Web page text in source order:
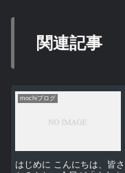
関連記事
mochiブログ
はじめに こんにちは、皆